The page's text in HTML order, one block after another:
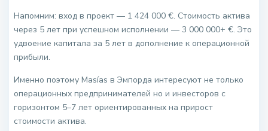
Напомним: вход в проект — 1 424 000 €. Стоимость актива
через 5 лет при успешном исполнении — 3 000 000+ €. Это
удвоение капитала за 5 лет в дополнение к операционной
прибыли.
Именно поэтому Masías в Эмпорда интересуют не только
операционных предпринимателей но и инвесторов с
горизонтом 5–7 лет ориентированных на прирост
стоимости актива.